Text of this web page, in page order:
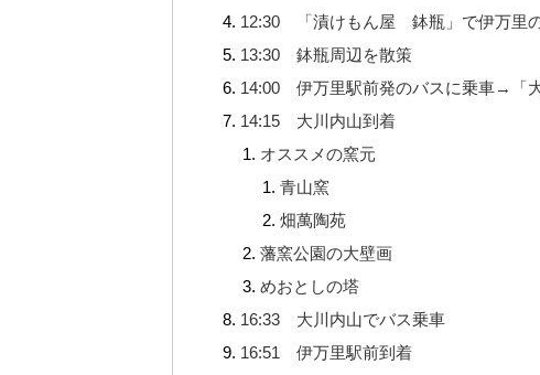
12:30 「漬けもん屋 鉢瓶」で伊万里の
13:30 鉢瓶周辺を散策
14:00 伊万里駅前発のバスに乗車→「
14:15 大川内山到着
オススメの窯元
青山窯
畑萬陶苑
藩窯公園の大壁画
めおとしの塔
16:33 大川内山でバス乗車
16:51 伊万里駅前到着